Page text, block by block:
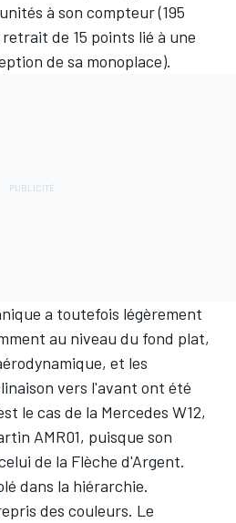
à son compteur (195
de 15 points lié à une
de sa monoplace).
a toutefois légèrement
au niveau du fond plat,
et les
vers l'avant ont été
le cas de la Mercedes W12,
AMR01, puisque son
de la Flèche d'Argent.
dans la hiérarchie.
des couleurs. Le